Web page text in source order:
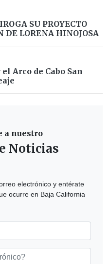
SU PROYECTO
DE LORENA HINOJOSA
Arco de Cabo San
a nuestro
Noticias
electrónico y entérate
ocurre en Baja California